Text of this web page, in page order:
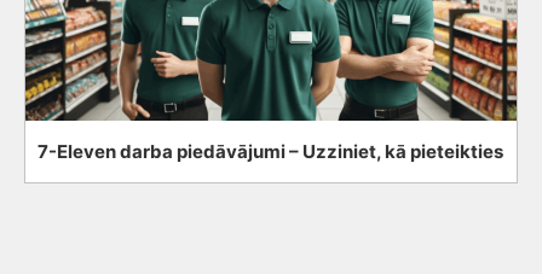
7-Eleven darba piedāvājumi – Uzziniet, kā pieteikties